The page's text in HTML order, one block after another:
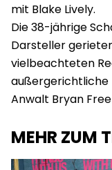
mit Blake Lively.
Die 38-jährige
Darsteller
vielbeachteten
außergerichtliche
Anwalt Bryan
MEHR ZUM